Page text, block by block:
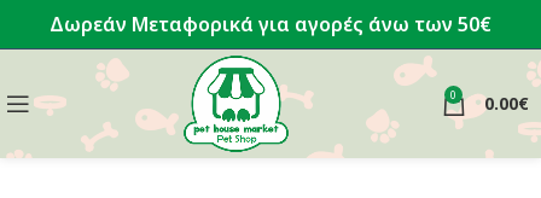
Δωρεάν Μεταφορικά για αγορές άνω των 50€
0 0.00€